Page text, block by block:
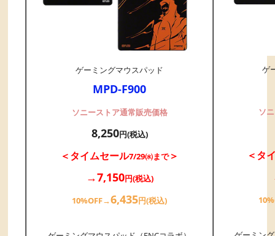
ゲーミングマウスパッド
MPD-F900
ソニーストア通常販売価格
8,250円(税込)
＜タイムセール7/29㈬まで＞
→7,150円(税込)
10%OFF→6,435円(税込)
ゲ
ソ
＜タ